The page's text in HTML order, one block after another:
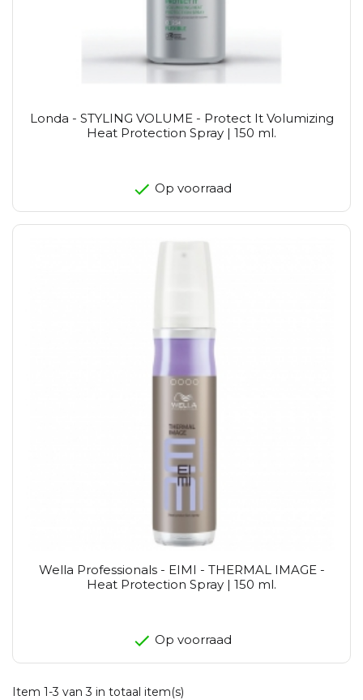
Londa - STYLING VOLUME - Protect It Volumizing
Heat Protection Spray | 150 ml.
Op voorraad
Wella Professionals - EIMI - THERMAL IMAGE -
Heat Protection Spray | 150 ml.
Op voorraad
Item 1-3 van 3 in totaal item(s)